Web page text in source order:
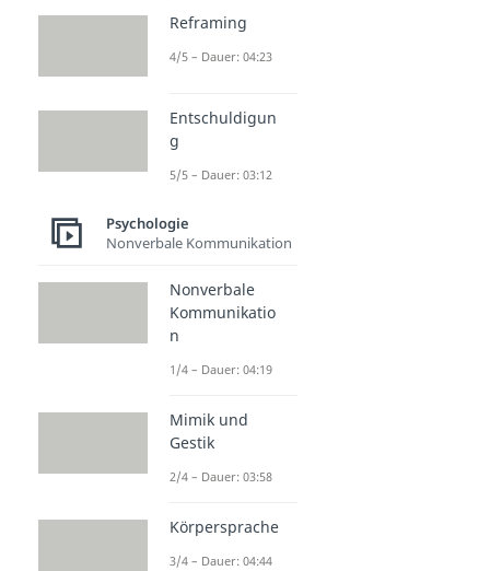
Reframing
4/5 – Dauer: 04:23
Entschuldigun
g
5/5 – Dauer: 03:12
Psychologie
Nonverbale Kommunikation
Nonverbale
Kommunikatio
n
1/4 – Dauer: 04:19
Mimik und
Gestik
2/4 – Dauer: 03:58
Körpersprache
3/4 – Dauer: 04:44